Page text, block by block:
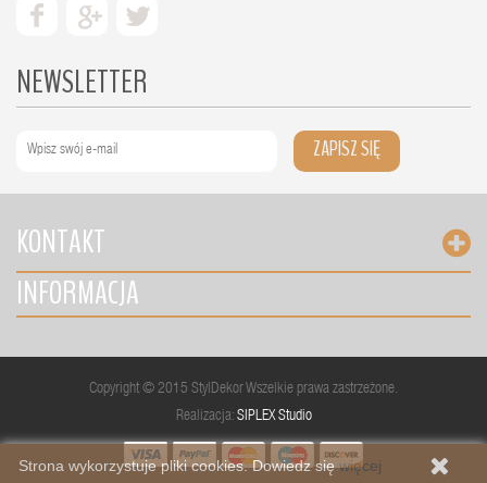
Strona wykorzystuje pliki cookies. Dowiedz sięwięcej
NEWSLETTER
ZAPISZ SIĘ
KONTAKT
INFORMACJA
Copyright © 2015 StylDekor Wszelkie prawa zastrzeżone.
Realizacja: SIPLEX Studio